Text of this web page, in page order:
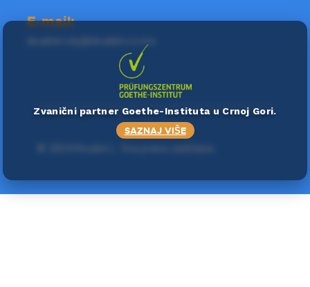
E-mail:
Zvanični partner Goethe-Instituta u Crnoj Gori.
SAZNAJ VIŠE